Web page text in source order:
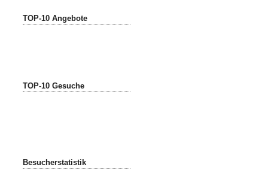
TOP-10 Angebote
TOP-10 Gesuche
Besucherstatistik